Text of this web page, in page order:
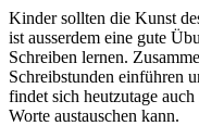
Kinder sollten die Kunst
ist ausserdem eine gute
Schreiben lernen.
Schreibstunden einführen
findet sich heutzutage
Worte austauschen kann.